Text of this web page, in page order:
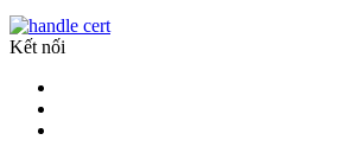
Kết nối